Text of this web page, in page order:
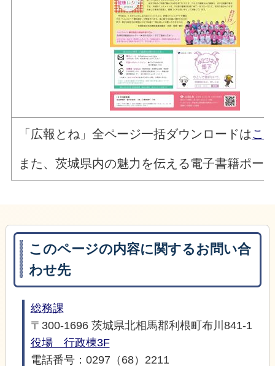
「広報とね」全ページ一括ダウンロードはこ
また、茨城県内の魅力を伝える電子書籍ポー
このページの内容に関するお問い合
わせ先
総務課
〒300-1696 茨城県北相馬郡利根町布川841-1
役場 行政棟3F
電話番号：0297（68）2211